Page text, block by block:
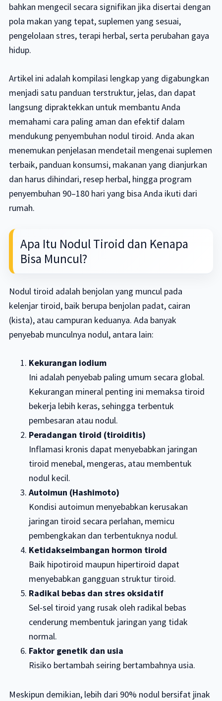
bahkan mengecil secara signifikan jika disertai dengan
pola makan yang tepat, suplemen yang sesuai,
pengelolaan stres, terapi herbal, serta perubahan gaya
hidup.
Artikel ini adalah kompilasi lengkap yang digabungkan
menjadi satu panduan terstruktur, jelas, dan dapat
langsung dipraktekkan untuk membantu Anda
memahami cara paling aman dan efektif dalam
mendukung penyembuhan nodul tiroid. Anda akan
menemukan penjelasan mendetail mengenai suplemen
terbaik, panduan konsumsi, makanan yang dianjurkan
dan harus dihindari, resep herbal, hingga program
penyembuhan 90–180 hari yang bisa Anda ikuti dari
rumah.
Apa Itu Nodul Tiroid dan Kenapa
Bisa Muncul?
Nodul tiroid adalah benjolan yang muncul pada
kelenjar tiroid, baik berupa benjolan padat, cairan
(kista), atau campuran keduanya. Ada banyak
penyebab munculnya nodul, antara lain:
Kekurangan iodium
Ini adalah penyebab paling umum secara global.
Kekurangan mineral penting ini memaksa tiroid
bekerja lebih keras, sehingga terbentuk
pembesaran atau nodul.
Peradangan tiroid (tiroiditis)
Inflamasi kronis dapat menyebabkan jaringan
tiroid menebal, mengeras, atau membentuk
nodul kecil.
Autoimun (Hashimoto)
Kondisi autoimun menyebabkan kerusakan
jaringan tiroid secara perlahan, memicu
pembengkakan dan terbentuknya nodul.
Ketidakseimbangan hormon tiroid
Baik hipotiroid maupun hipertiroid dapat
menyebabkan gangguan struktur tiroid.
Radikal bebas dan stres oksidatif
Sel-sel tiroid yang rusak oleh radikal bebas
cenderung membentuk jaringan yang tidak
normal.
Faktor genetik dan usia
Risiko bertambah seiring bertambahnya usia.
Meskipun demikian, lebih dari 90% nodul bersifat jinak